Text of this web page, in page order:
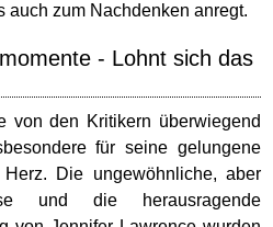
auch zum Nachdenken anregt.
- Lohnt sich das
von den Kritikern überwiegend
für seine gelungene
Die ungewöhnliche, aber
und die herausragende